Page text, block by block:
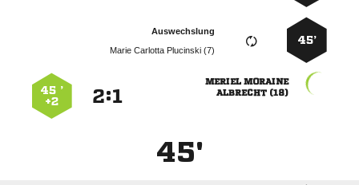
45’
Auswechslung
   
 
 
:
45 ’
+2
45'